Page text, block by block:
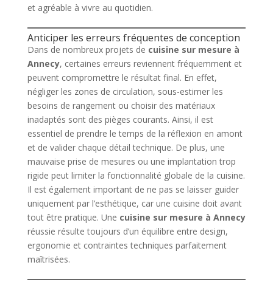
et agréable à vivre au quotidien.
Anticiper les erreurs fréquentes de conception
Dans de nombreux projets de cuisine sur mesure à
Annecy, certaines erreurs reviennent fréquemment et
peuvent compromettre le résultat final. En effet,
négliger les zones de circulation, sous-estimer les
besoins de rangement ou choisir des matériaux
inadaptés sont des pièges courants. Ainsi, il est
essentiel de prendre le temps de la réflexion en amont
et de valider chaque détail technique. De plus, une
mauvaise prise de mesures ou une implantation trop
rigide peut limiter la fonctionnalité globale de la cuisine.
Il est également important de ne pas se laisser guider
uniquement par l’esthétique, car une cuisine doit avant
tout être pratique. Une cuisine sur mesure à Annecy
réussie résulte toujours d’un équilibre entre design,
ergonomie et contraintes techniques parfaitement
maîtrisées.